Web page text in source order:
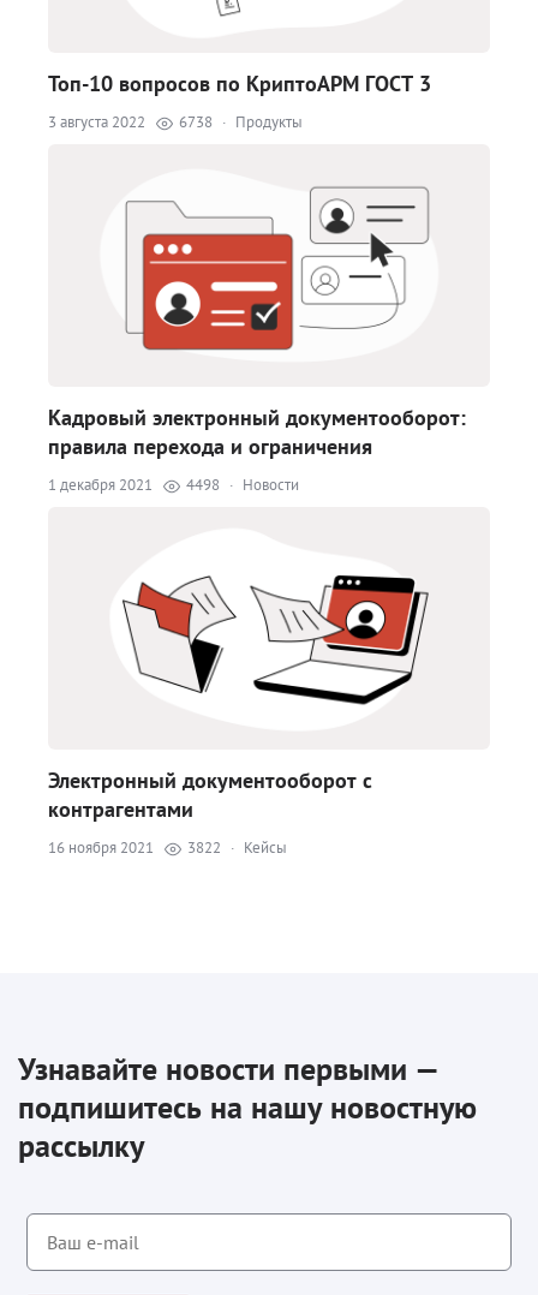
Топ-10 вопросов по КриптоАРМ ГОСТ 3
3 августа 2022 6738 · Продукты
Кадровый электронный документооборот:
правила перехода и ограничения
1 декабря 2021 4498 · Новости
Электронный документооборот с
контрагентами
16 ноября 2021 3822 · Кейсы
Узнавайте новости первыми —
подпишитесь на нашу новостную
рассылку